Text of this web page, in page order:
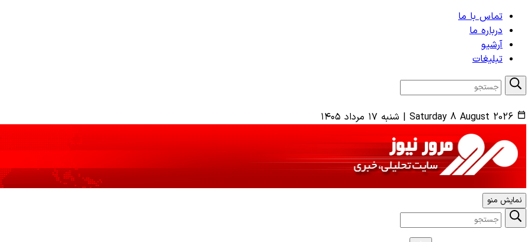
تماس با ما
درباره ما
آرشیو
تبلیغات
Saturday 8 August 2026
| شنبه ۱۷ مرداد ۱۴۰۵
نمایش منو